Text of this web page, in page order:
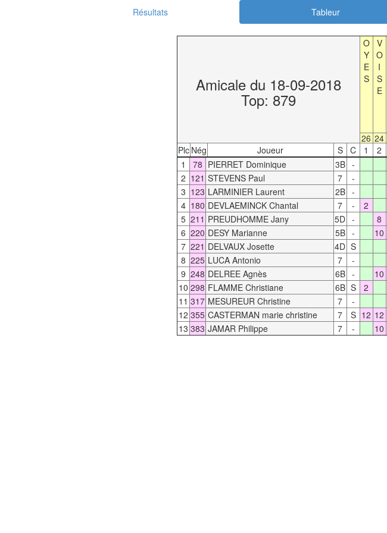
Résultats Tableur
Amicale du 18-09-2018
Top: 879
O
Y
E
S
V
O
I
S
E
26 24
Plc Nég Joueur S C 1 2
1
78 PIERRET Dominique 3B -
2 121 STEVENS Paul 7 -
3 123 LARMINIER Laurent 2B -
4 180 DEVLAEMINCK Chantal 7 - 2
5 211 PREUDHOMME Jany 5D - 8
6 220 DESY Marianne 5B - 10
7 221 DELVAUX Josette 4D S
8 225 LUCA Antonio 7 -
9 248 DELREE Agnès 6B - 10
10 298 FLAMME Christiane 6B S 2
11 317 MESUREUR Christine 7 -
12 355 CASTERMAN marie christine 7 S 12 12
13 383 JAMAR Philippe 7 - 10